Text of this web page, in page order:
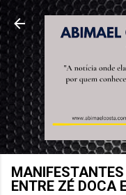
Pular
ENTRE ZÉ DOCA